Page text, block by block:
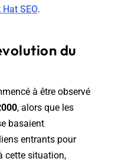
SEO.
du
à être observé
, alors que les
basaient
entrants pour
cette situation,